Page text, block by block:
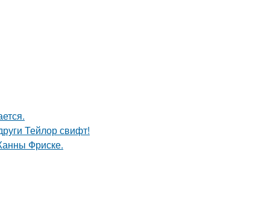
Тейлор свифт!
Фриске.